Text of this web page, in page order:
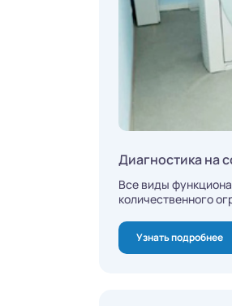
Диагностика на
Все виды
количественного
Узнать подробнее